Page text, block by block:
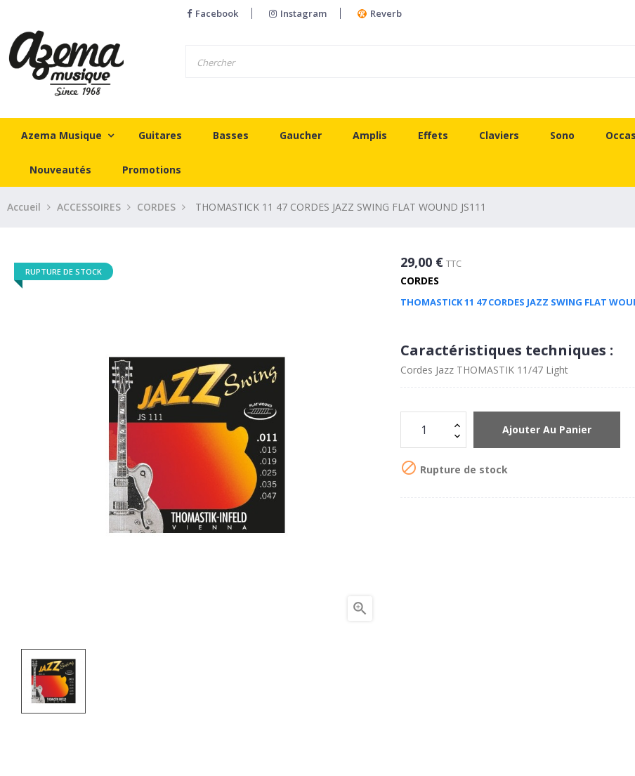
Facebook Instagram Reverb
Azema Musique Guitares Basses Gaucher Amplis Effets Claviers Sono
Nouveautés Promotions
Accueil ACCESSOIRES CORDES THOMASTICK 11 47 CORDES JAZZ SWING FLAT WOUND JS111
RUPTURE DE STOCK

29,00 € TTC
CORDES
THOMASTICK 11 47 CORDES JAZZ SWING FLAT
Caractéristiques techniques :
Cordes Jazz THOMASTIK 11/47 Light
Ajouter Au Panier
 Rupture de stock